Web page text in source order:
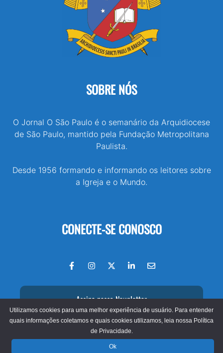
SOBRE NÓS
O Jornal O São Paulo é o semanário da Arquidiocese
de São Paulo, mantido pela Fundação Metropolitana
Paulista.
Desde 1956 formando e informando os leitores sobre
a Igreja e o Mundo.
CONECTE-SE CONOSCO
Assine nossa Newsletter
© 2026 - Jornal O São Paulo
Fundação Metropolitana Paulista
Ok
Utilizamos cookies para uma melhor experiência de usuário. Para entender
quais informações coletamos e quais cookies utilizamos, leia nossa Política
de Privacidade.